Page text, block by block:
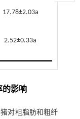
17.78±2.03a
2.52±0.33a
的影响
对粗脂肪和粗纤